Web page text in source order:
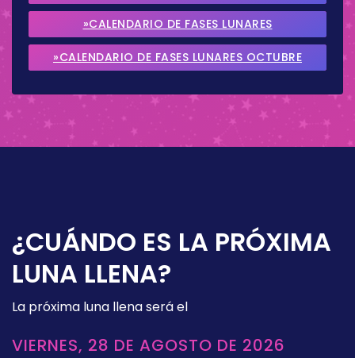
2026
»CALENDARIO DE FASES LUNARES
SEPTIEMBRE 2026
»CALENDARIO DE FASES LUNARES OCTUBRE
¿CUÁNDO ES LA PRÓXIMA
LUNA LLENA?
La próxima luna llena será el
VIERNES, 28 DE AGOSTO DE 2026